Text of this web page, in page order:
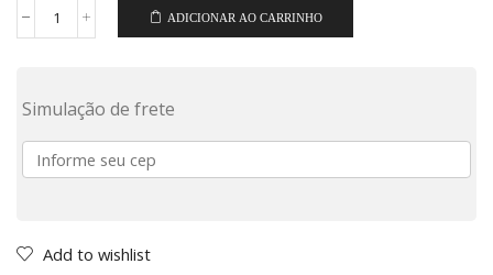
ADICIONAR AO CARRINHO
Simulação de frete
Add to wishlist